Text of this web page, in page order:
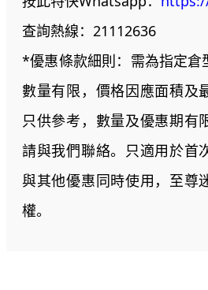
查詢熱線：21112636
*優惠條款細則：需為指定倉
數量有限，價格因應面積及
只供參考，數量及優惠期有
請與我們聯絡。只適用於首
與其他優惠同時使用，至尊
權。